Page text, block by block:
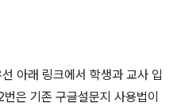
아래 링크에서 학생과 교사 입
은 기존 구글설문지 사용법이